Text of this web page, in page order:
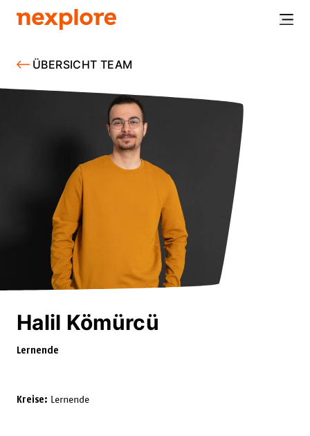
ÜBERSICHT TEAM
Halil Kömürcü
Lernende
Kreise: Lernende